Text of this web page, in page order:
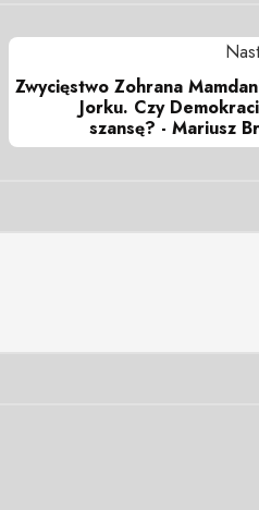
Zwycięstwo Zohrana
Jorku. Czy
szansę? - Mariusz